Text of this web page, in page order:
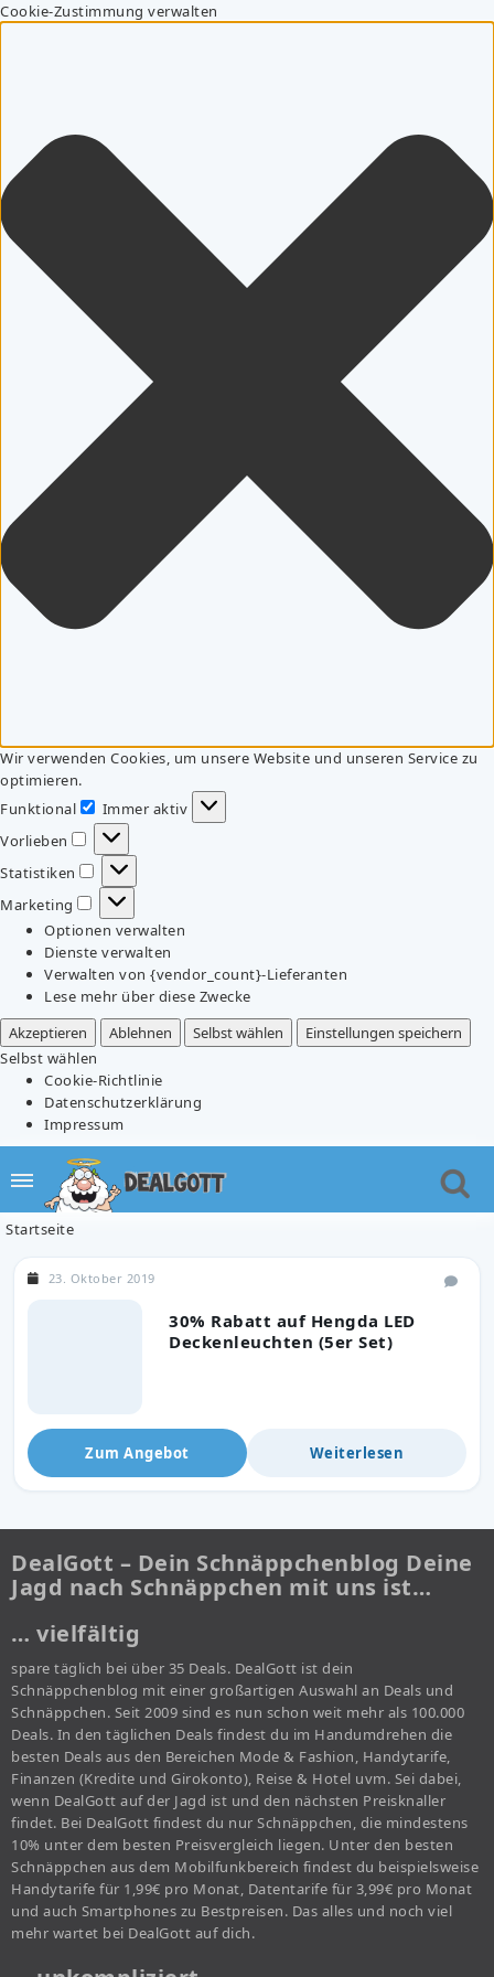
Cookie-Zustimmung verwalten
Wir verwenden Cookies, um unsere Website und unseren Service zu
optimieren.
Funktional
Funktional
Immer aktiv
Vorlieben
Vorlieben
Statistiken
Statistiken
Marketing
Marketing
Optionen verwalten
Dienste verwalten
Verwalten von {vendor_count}-Lieferanten
Lese mehr über diese Zwecke
Akzeptieren
Ablehnen Selbst wählen
Einstellungen speichern
Selbst wählen
Cookie-Richtlinie
Datenschutzerklärung
Impressum
Startseite
30% Rabatt auf Hengda LED
Deckenleuchten (5er Set)
23. Oktober 2019
Zum Angebot Weiterlesen
DealGott – Dein Schnäppchenblog Deine
Jagd nach Schnäppchen mit uns ist…
… vielfältig
spare täglich bei über 35 Deals. DealGott ist dein
Schnäppchenblog mit einer großartigen Auswahl an Deals und
Schnäppchen. Seit 2009 sind es nun schon weit mehr als 100.000
Deals. In den täglichen Deals findest du im Handumdrehen die
besten Deals aus den Bereichen Mode & Fashion, Handytarife,
Finanzen (Kredite und Girokonto), Reise & Hotel uvm. Sei dabei,
wenn DealGott auf der Jagd ist und den nächsten Preisknaller
findet. Bei DealGott findest du nur Schnäppchen, die mindestens
10% unter dem besten Preisvergleich liegen. Unter den besten
Schnäppchen aus dem Mobilfunkbereich findest du beispielsweise
Handytarife für 1,99€ pro Monat, Datentarife für 3,99€ pro Monat
und auch Smartphones zu Bestpreisen. Das alles und noch viel
mehr wartet bei DealGott auf dich.